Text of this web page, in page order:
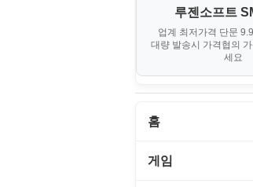
루젠소프트
업계 최저가격 단문
대량 발송시 가격협의
세요
홈
게임